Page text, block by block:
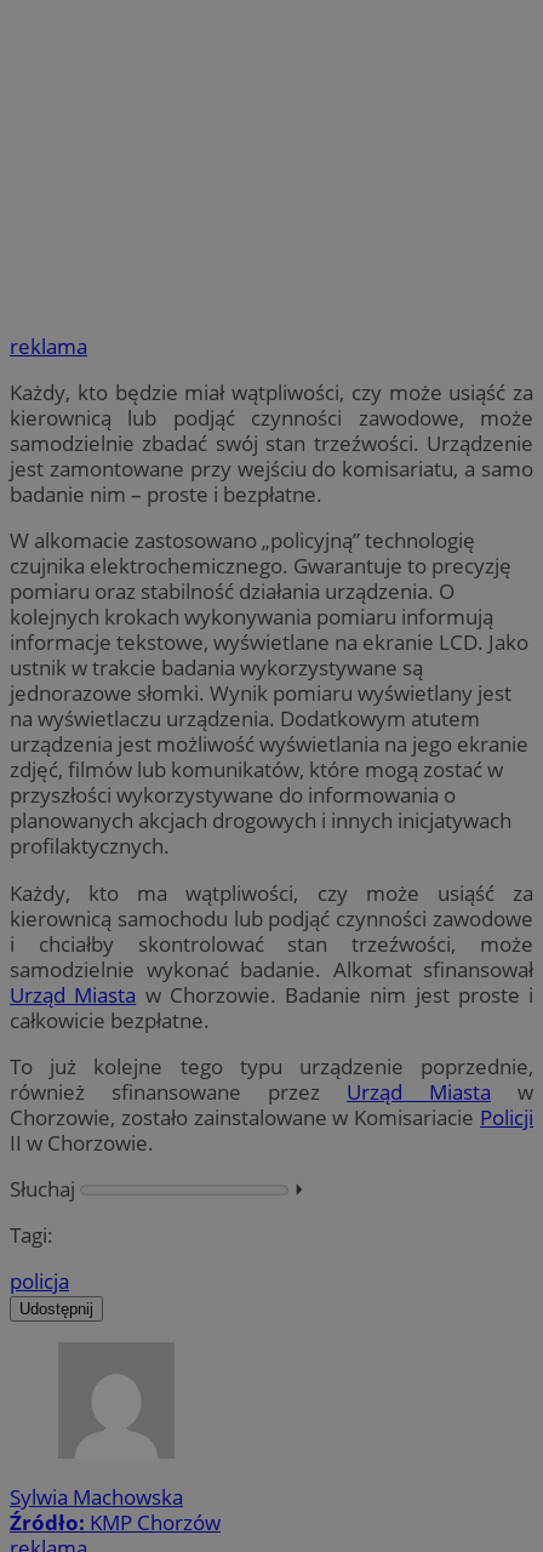
reklama
Każdy, kto będzie miał wątpliwości, czy może usiąść za
kierownicą lub podjąć czynności zawodowe, może
samodzielnie zbadać swój stan trzeźwości. Urządzenie
jest zamontowane przy wejściu do komisariatu, a samo
badanie nim – proste i bezpłatne.
W alkomacie zastosowano „policyjną” technologię
czujnika elektrochemicznego. Gwarantuje to precyzję
pomiaru oraz stabilność działania urządzenia. O
kolejnych krokach wykonywania pomiaru informują
informacje tekstowe, wyświetlane na ekranie LCD. Jako
ustnik w trakcie badania wykorzystywane są
jednorazowe słomki. Wynik pomiaru wyświetlany jest
na wyświetlaczu urządzenia. Dodatkowym atutem
urządzenia jest możliwość wyświetlania na jego ekranie
zdjęć, filmów lub komunikatów, które mogą zostać w
przyszłości wykorzystywane do informowania o
planowanych akcjach drogowych i innych inicjatywach
profilaktycznych.
Każdy, kto ma wątpliwości, czy może usiąść za
kierownicą samochodu lub podjąć czynności zawodowe
i chciałby skontrolować stan trzeźwości, może
samodzielnie wykonać badanie. Alkomat sfinansował
Urząd Miasta w Chorzowie. Badanie nim jest proste i
całkowicie bezpłatne.
To już kolejne tego typu urządzenie poprzednie,
również sfinansowane przez Urząd Miasta w
Chorzowie, zostało zainstalowane w Komisariacie Policji
II w Chorzowie.
Słuchaj
⏵︎
Tagi:
policja
Udostępnij
Sylwia Machowska
Źródło: KMP Chorzów